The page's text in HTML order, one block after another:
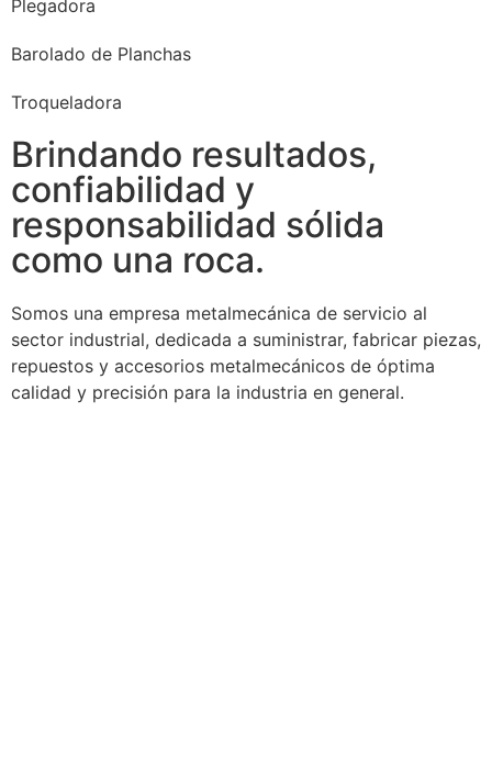
Plegadora
Barolado de Planchas
Troqueladora
Brindando resultados,
confiabilidad y
responsabilidad sólida
como una roca.
Somos una empresa metalmecánica de servicio al
sector industrial, dedicada a suministrar, fabricar piezas,
repuestos y accesorios metalmecánicos de óptima
calidad y precisión para la industria en general.